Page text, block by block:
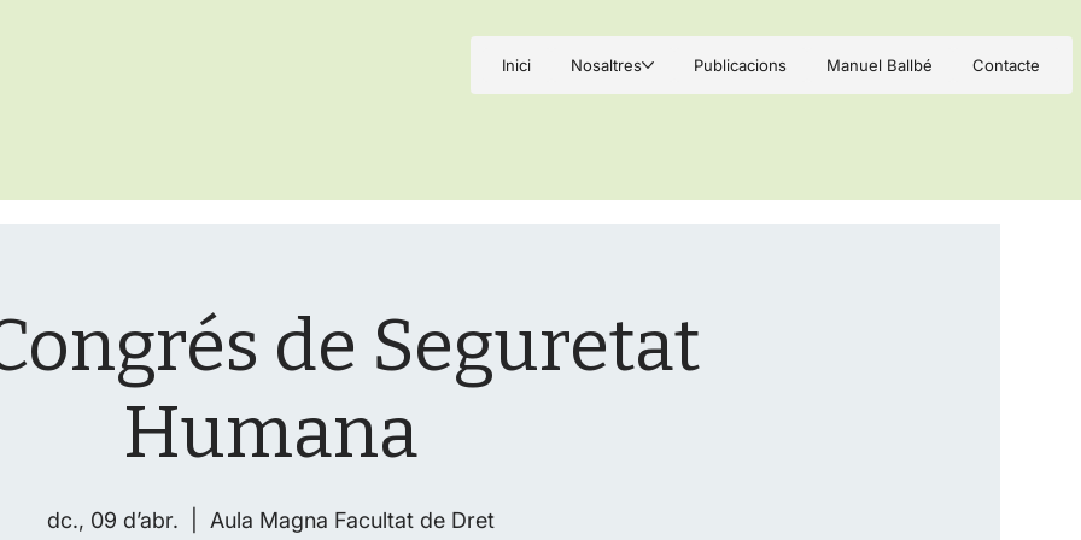
Inici Nosaltres Publicacions Manuel Ballbé Contacte
de Seguretat
Humana
dc., 09 d’abr. Aula Magna Facultat de Dret